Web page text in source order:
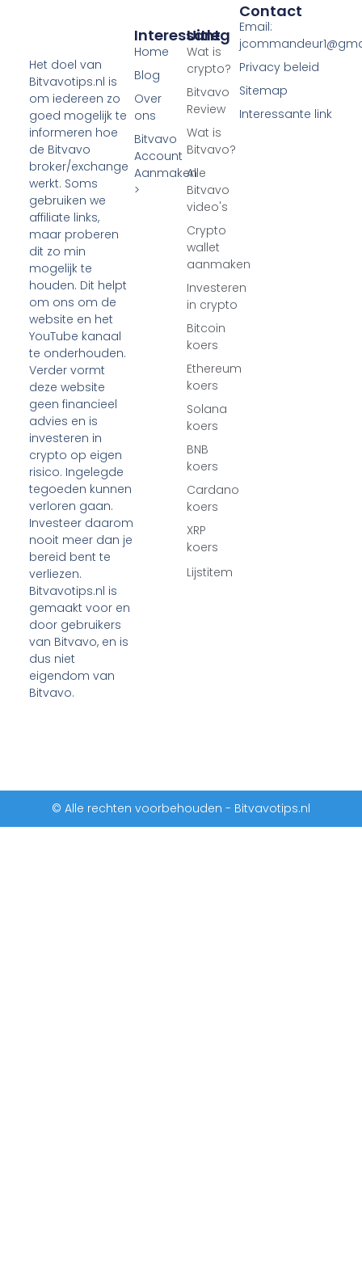
Het doel van
Bitvavotips.nl is
om iedereen zo
goed mogelijk te
informeren hoe
de Bitvavo
broker/exchange
werkt. Soms
gebruiken we
affiliate links,
maar proberen
dit zo min
mogelijk te
houden. Dit helpt
om ons om de
website en het
YouTube kanaal
te onderhouden.
Verder vormt
deze website
geen financieel
advies en is
investeren in
crypto op eigen
risico. Ingelegde
tegoeden kunnen
verloren gaan.
Investeer daarom
nooit meer dan je
bereid bent te
verliezen.
Bitvavotips.nl is
gemaakt voor en
door gebruikers
van Bitvavo, en is
dus niet
eigendom van
Bitvavo.
Uitleg
Wat is
crypto?
Bitvavo
Review
Wat is
Bitvavo?
Alle
Bitvavo
video's
Crypto
wallet
aanmaken
Investeren
in crypto
Bitcoin
koers
Ethereum
koers
Solana
koers
BNB
koers
Cardano
koers
XRP
koers
Lijstitem
Interessant
Home
Blog
Over
ons
Bitvavo
Account
Aanmaken
>
Contact
Email:
Privacy beleid
Sitemap
Interessante link
© Alle rechten voorbehouden - Bitvavotips.nl